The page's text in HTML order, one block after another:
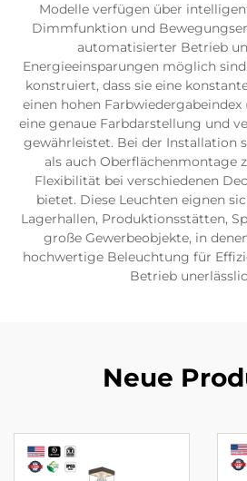
Modelle verfügen über
Dimmfunktion und
automatisierter Betrieb
Energieeinsparungen möglich
konstruiert, dass sie eine
einen hohen Farbwiedergabeindex
eine genaue Farbdarstellung und
gewährleistet. Bei der Installation
als auch Oberflächenmontage
Flexibilität bei verschiedenen
bietet. Diese Leuchten eignen
Lagerhallen, Produktionsstätten,
große Gewerbeobjekte, in
hochwertige Beleuchtung für
Betrieb
Neue